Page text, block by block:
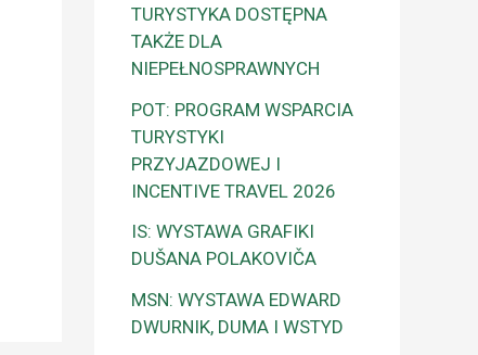
TURYSTYKA DOSTĘPNA
TAKŻE DLA
NIEPEŁNOSPRAWNYCH
POT: PROGRAM WSPARCIA
TURYSTYKI
PRZYJAZDOWEJ I
INCENTIVE TRAVEL 2026
IS: WYSTAWA GRAFIKI
DUŠANA POLAKOVIČA
MSN: WYSTAWA EDWARD
DWURNIK, DUMA I WSTYD